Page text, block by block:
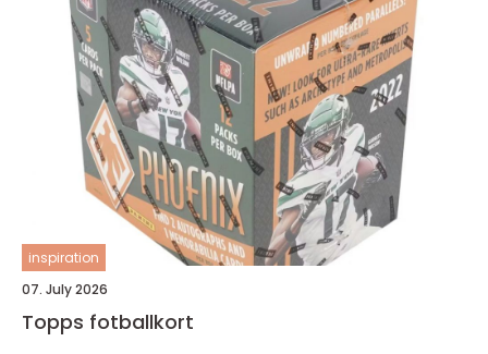
inspiration
07. July 2026
Topps fotballkort